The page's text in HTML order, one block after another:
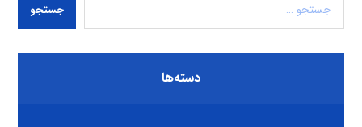
جستجو
دسته‌ها